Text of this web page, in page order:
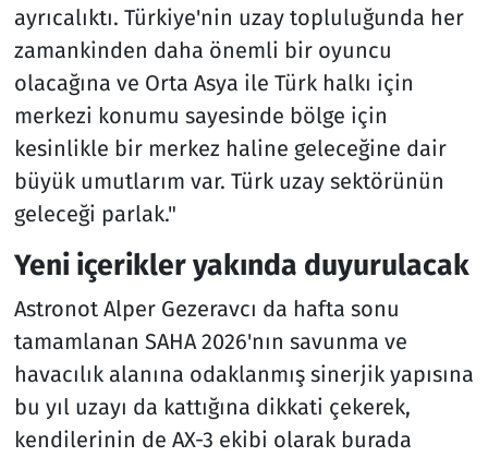
ayrıcalıktı. Türkiye'nin uzay topluluğunda her
zamankinden daha önemli bir oyuncu
olacağına ve Orta Asya ile Türk halkı için
merkezi konumu sayesinde bölge için
kesinlikle bir merkez haline geleceğine dair
büyük umutlarım var. Türk uzay sektörünün
geleceği parlak."
Yeni içerikler yakında duyurulacak
Astronot Alper Gezeravcı da hafta sonu
tamamlanan SAHA 2026'nın savunma ve
havacılık alanına odaklanmış sinerjik yapısına
bu yıl uzayı da kattığına dikkati çekerek,
kendilerinin de AX-3 ekibi olarak burada